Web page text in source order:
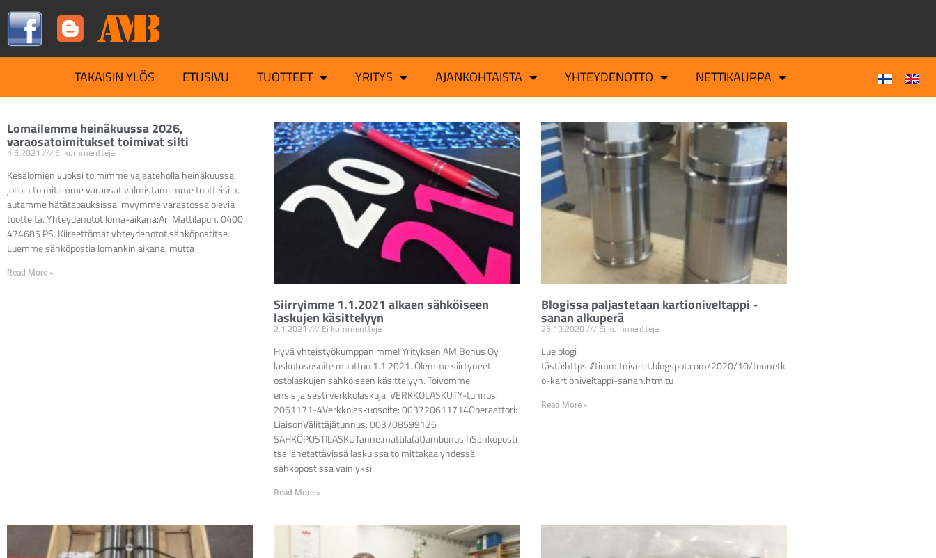
TAKAISIN YLÖS ETUSIVU TUOTTEET YRITYS AJANKOHTAISTA YHTEYDENOTTO NETTIKAUPPA
Lomailemme heinäkuussa 2026,
varaosatoimitukset toimivat silti
4.6.2021 Ei kommentteja
Kesälomien vuoksi toimimme vajaateholla heinäkuussa,
jolloin toimitamme varaosat valmistamiimme tuotteisiin.
autamme hätätapauksissa. myymme varastossa olevia
tuotteita. Yhteydenotot loma-aikana:Ari Mattilapuh. 0400
474685 PS. Kiireettömät yhteydenotot sähköpostitse.
Luemme sähköpostia lomankin aikana, mutta
Read More »
Siirryimme 1.1.2021 alkaen sähköiseen
laskujen käsittelyyn
2.1.2021 Ei kommentteja
Hyvä yhteistyökumppanimme! Yrityksen AM Bonus Oy
laskutusosoite muuttuu 1.1.2021. Olemme siirtyneet
ostolaskujen sähköiseen käsittelyyn. Toivomme
ensisijaisesti verkkolaskuja. VERKKOLASKUTY-tunnus:
2061171-4Verkkolaskuosoite: 003720611714Operaattori:
LiaisonVälittäjätunnus: 003708599126
SÄHKÖPOSTILASKUTanne.mattila(ät)ambonus.fiSähköposti
tse lähetettävissä laskuissa toimittakaa yhdessä
sähköpostissa vain yksi
Read More »
Blogissa paljastetaan kartioniveltappi -
sanan alkuperä
25.10.2020 Ei kommentteja
Lue blogi
tästä:https://timmitnivelet.blogspot.com/2020/10/tunnetk
o-kartioniveltappi-sanan.htmltu
Read More »